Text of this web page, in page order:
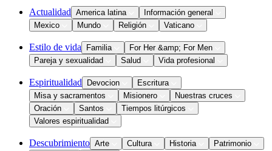
Actualidad America latina
Información general
Mexico
Mundo Religión Vaticano
Estilo de vida Familia
For Her &amp; For Men
Pareja y sexualidad
Salud Vida profesional
Espiritualidad Devocion
Escritura
Misa y sacramentos
Misionero
Nuestras cruces
Oración
Santos
Tiempos litúrgicos
Valores espiritualidad
Descubrimiento Arte Cultura Historia
Patrimonio